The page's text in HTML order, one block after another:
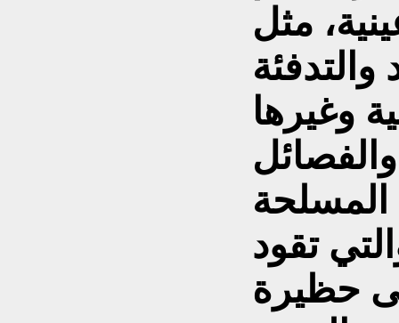
مثل
والتدفئة
المسلحة
تقود
حظيرة